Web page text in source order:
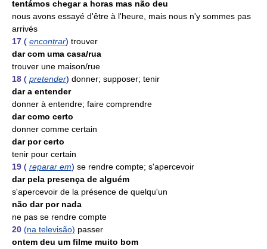
tentámos chegar a horas mas não deu
nous avons essayé d'être à l'heure, mais nous n'y sommes pas
arrivés
17 ( encontrar) trouver
dar com uma casa/rua
trouver une maison/rue
18 ( pretender) donner; supposer; tenir
dar a entender
donner à entendre; faire comprendre
dar como certo
donner comme certain
dar por certo
tenir pour certain
19 ( reparar em) se rendre compte; s'apercevoir
dar pela presença de alguém
s'apercevoir de la présence de quelqu'un
não dar por nada
ne pas se rendre compte
20 (na televisão) passer
ontem deu um filme muito bom